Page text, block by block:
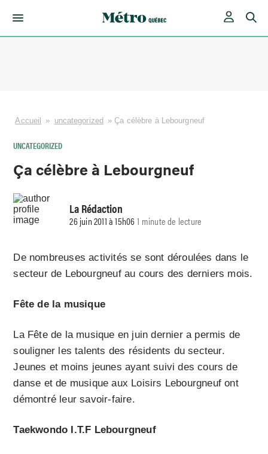
Accueil » uncategorized »Ça célèbre à Lebourgneuf
UNCATEGORIZED
Ça célèbre à Lebourgneuf
La Rédaction
26 juin 2011 à 15h061 minute de lecture
De nombreuses activités se sont déroulées dans le
secteur de Lebourgneuf au cours des derniers mois.
Fête de la musique
La Fête de la musique en juin dernier a permis de
souligner les talents des résidents du secteur.
Jeunes et moins jeunes ayant suivi des cours de
danse et de musique aux Loisirs Lebourgneuf ont
démontré leur savoir-faire.
Taekwondo I.T.F Lebourgneuf